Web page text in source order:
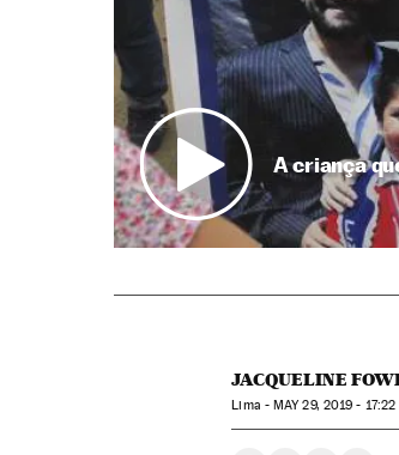
A criança
JACQUELINE
Lima -MAY29, 2019 - 17:22